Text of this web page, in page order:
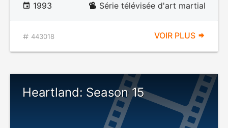
1993 Série télévisée d'art martial
443018 VOIR PLUS
Heartland: Season 15